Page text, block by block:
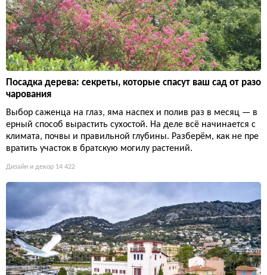
Посадка дерева: секреты, которые спасут ваш сад от разо
чарования
Выбор саженца на глаз, яма наспех и полив раз в месяц — в
ерный способ вырастить сухостой. На деле всё начинается с
климата, почвы и правильной глубины. Разберём, как не пре
вратить участок в братскую могилу растений.
Дизайн и декор 14 422